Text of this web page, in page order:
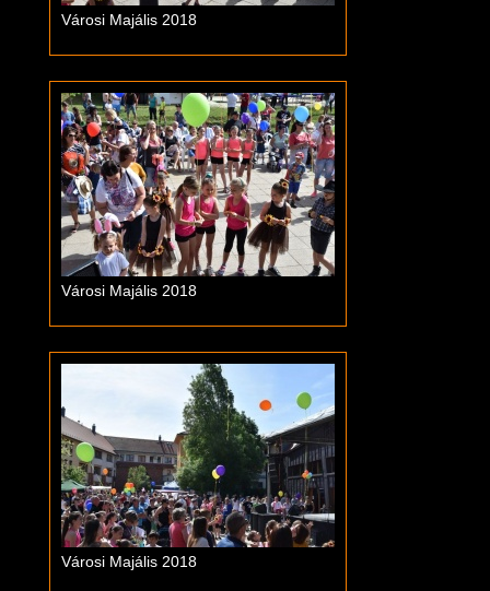
Városi Majális 2018
Városi Majális 2018
Városi Majális 2018